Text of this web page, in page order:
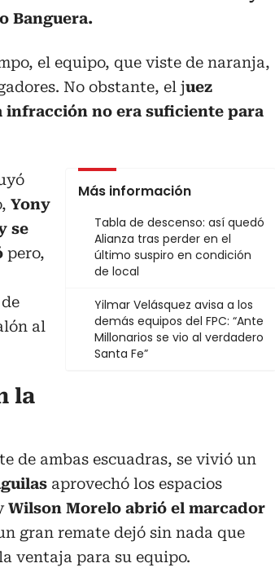
Banguera.
el equipo, que viste de naranja,
No obstante, el juez
no era suficiente para
Más información
Tabla de descenso: así quedó
Alianza tras perder en el
último suspiro en condición
de local
Yilmar Velásquez avisa a los
demás equipos del FPC: “Ante
Millonarios se vio al verdadero
Santa Fe”
Yony
se
pero,
al
la
de ambas escuadras, se vivió un
aprovechó los espacios
Wilson Morelo abrió el marcador
gran remate dejó sin nada que
ventaja para su equipo.